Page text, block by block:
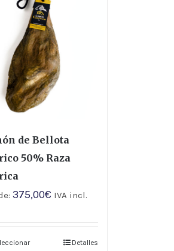
de Bellota
50% Raza
375,00€ IVA incl.
Detalles